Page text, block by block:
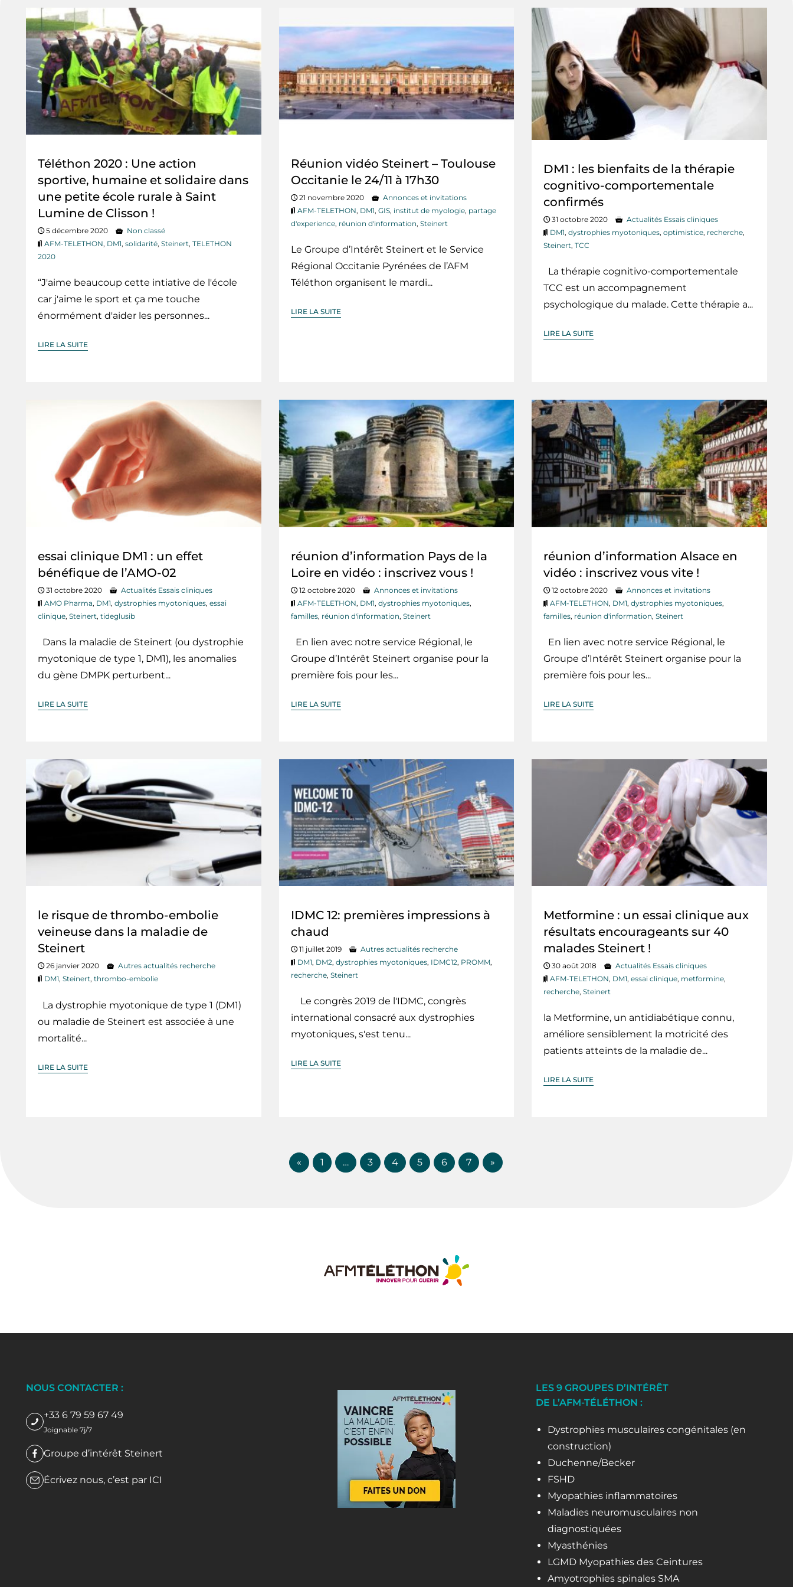
Téléthon 2020 : Une action
sportive, humaine et solidaire dans
une petite école rurale à Saint
Lumine de Clisson !
5 décembre 2020
Non classé
AFM-TELETHON, DM1, solidarité, Steinert, TELETHON
2020
“J'aime beaucoup cette intiative de l'école
car j'aime le sport et ça me touche
énormément d'aider les personnes...
LIRE LA SUITE
Réunion vidéo Steinert – Toulouse
Occitanie le 24/11 à 17h30
21 novembre 2020
Annonces et invitations
AFM-TELETHON, DM1, GIS, institut de myologie, partage
d'experience, réunion d'information, Steinert
Le Groupe d’Intérêt Steinert et le Service
Régional Occitanie Pyrénées de l’AFM
Téléthon organisent le mardi...
LIRE LA SUITE
DM1 : les bienfaits de la thérapie
cognitivo-comportementale
confirmés
31 octobre 2020
Actualités Essais cliniques
DM1,dystrophies myotoniques,optimistice, recherche,
Steinert,TCC
La thérapie cognitivo-comportementale
TCC est un accompagnement
psychologique du malade. Cette thérapie a...
LIRE LA SUITE
essai clinique DM1 : un effet
bénéfique de l’AMO-02
31 octobre 2020
Actualités Essais cliniques
AMO Pharma, DM1, dystrophies myotoniques, essai
clinique, Steinert, tideglusib
Dans la maladie de Steinert (ou dystrophie
myotonique de type 1, DM1), les anomalies
du gène DMPK perturbent...
LIRE LA SUITE
réunion d’information Pays de la
Loire en vidéo : inscrivez vous !
12 octobre 2020
Annonces et invitations
AFM-TELETHON, DM1, dystrophies myotoniques,
familles, réunion d'information, Steinert
En lien avec notre service Régional, le
Groupe d’Intérêt Steinert organise pour la
première fois pour les...
LIRE LA SUITE
réunion d’information Alsace en
vidéo : inscrivez vous vite !
12 octobre 2020
Annonces et invitations
AFM-TELETHON, DM1,dystrophies myotoniques,
familles, réunion d'information,Steinert
En lien avec notre service Régional, le
Groupe d’Intérêt Steinert organise pour la
première fois pour les...
LIRE LA SUITE
le risque de thrombo-embolie
veineuse dans la maladie de
Steinert
26 janvier 2020
Autres actualités recherche
DM1, Steinert, thrombo-embolie
La dystrophie myotonique de type 1 (DM1)
ou maladie de Steinert est associée à une
mortalité...
LIRE LA SUITE
IDMC 12: premières impressions à
chaud
11 juillet 2019
Autres actualités recherche
DM1, DM2, dystrophies myotoniques, IDMC12, PROMM,
recherche, Steinert
Le congrès 2019 de l'IDMC, congrès
international consacré aux dystrophies
myotoniques, s'est tenu...
LIRE LA SUITE
Metformine : un essai clinique aux
résultats encourageants sur 40
malades Steinert !
30 août 2018
Actualités Essais cliniques
AFM-TELETHON, DM1,essai clinique, metformine,
recherche,Steinert
la Metformine, un antidiabétique connu,
améliore sensiblement la motricité des
patients atteints de la maladie de...
LIRE LA SUITE
« 1 … 3 4 5 6 7 »
NOUS CONTACTER :
+33 6 79 59 67 49
Joignable 7j/7
Groupe d’intérêt Steinert
Écrivez nous, c’est par ICI
LES 9 GROUPES D’INTÉRÊT
DE L’AFM-TÉLÉTHON :
Dystrophies musculaires congénitales (en
construction)
Duchenne/Becker
FSHD
Myopathies inflammatoires
Maladies neuromusculaires non
diagnostiquées
Myasthénies
LGMD Myopathies des Ceintures
Amyotrophies spinales SMA